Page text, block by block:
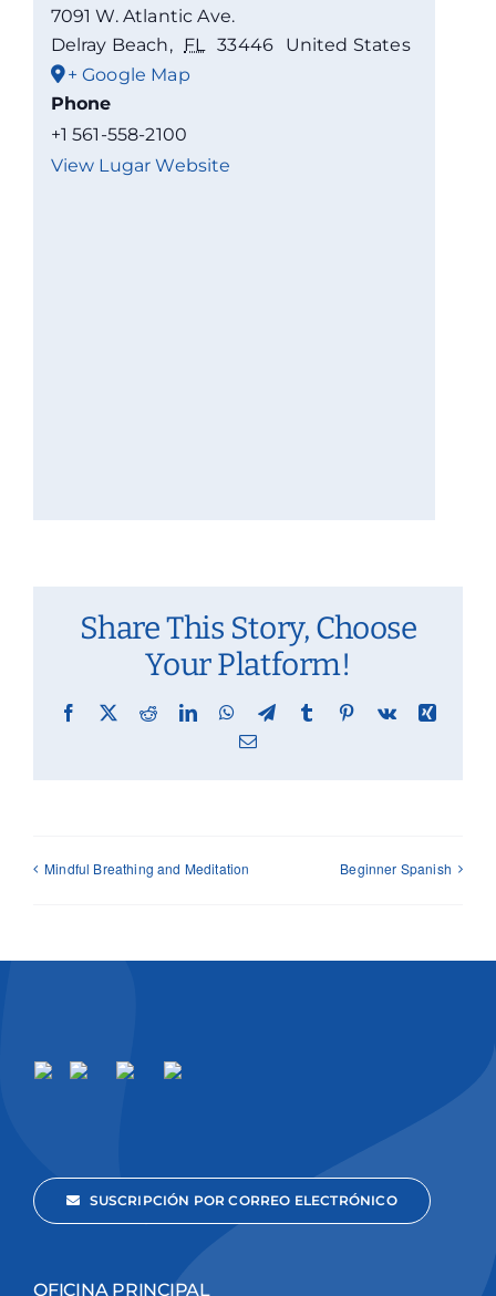
7091 W. Atlantic Ave.
Delray Beach, FL 33446
United States
+ Google Map
Phone
+1 561-558-2100
View Lugar Website
Share This Story, Choose
Your Platform!
Facebook
X RedditLinkedInWhatsApp
TelegramTumblr Pinterest
Vk
Xing
Email
Mindful Breathing and Meditation Beginner Spanish
SUSCRIPCIÓN POR CORREO ELECTRÓNICO
OFICINA PRINCIPAL